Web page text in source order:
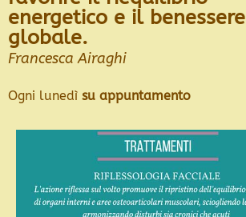
energetico e il benessere
globale.
Francesca Airaghi
Ogni lunedì su appuntamento